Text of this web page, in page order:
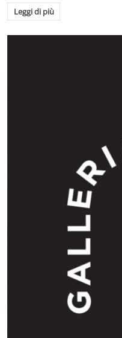
Leggi di più